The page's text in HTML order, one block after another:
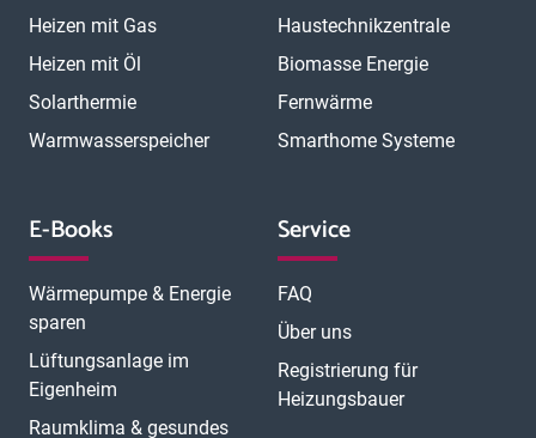
Heizen mit Gas
Heizen mit Öl
Solarthermie
Warmwasserspeicher
Haustechnikzentrale
Biomasse Energie
Fernwärme
Smarthome Systeme
E-Books
Wärmepumpe & Energie
sparen
Lüftungsanlage im
Eigenheim
Raumklima & gesundes
Service
FAQ
Über uns
Registrierung für
Heizungsbauer